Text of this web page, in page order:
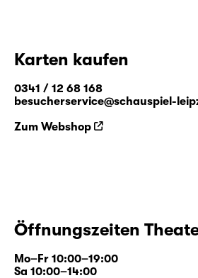
Karten kaufen
0341 / 12 68 168
besucherservice@schauspiel-
Zum Webshop
Öffnungszeiten
Mo–Fr 10:00–19:00
Sa 10:00–14:00